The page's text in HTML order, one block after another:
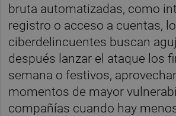
bruta automatizadas, como
registro o acceso a cuentas,
ciberdelincuentes buscan
después lanzar el ataque los
semana o festivos,
momentos de mayor
compañías cuando hay